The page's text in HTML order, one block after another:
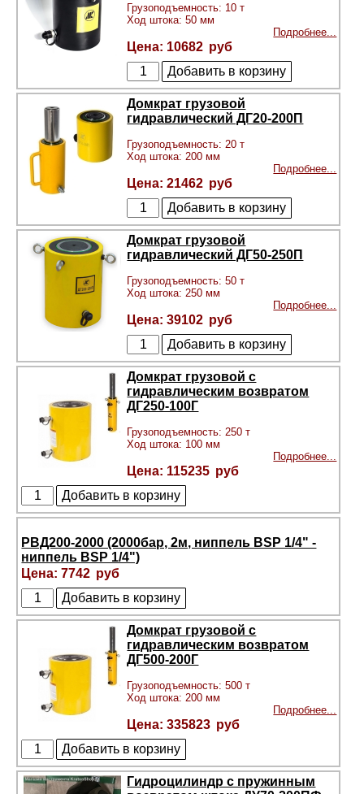
Грузоподъемность: 10 т
Ход штока: 50 мм
Подробнее...
10682
Домкрат грузовой
гидравлический ДГ20-200П
Грузоподъемность: 20 т
Ход штока: 200 мм
Подробнее...
21462
Домкрат грузовой
гидравлический ДГ50-250П
Грузоподъемность: 50 т
Ход штока: 250 мм
Подробнее...
39102
Домкрат грузовой с
гидравлическим возвратом
ДГ250-100Г
Грузоподъемность: 250 т
Ход штока: 100 мм
Подробнее...
115235
РВД200-2000 (2000бар, 2м, ниппель BSP 1/4" -
ниппель BSP 1/4")
7742
Домкрат грузовой с
гидравлическим возвратом
ДГ500-200Г
Грузоподъемность: 500 т
Ход штока: 200 мм
Подробнее...
335823
Гидроцилиндр с пружинным